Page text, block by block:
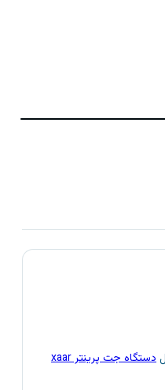
دستگاه جت پرینتر xaar